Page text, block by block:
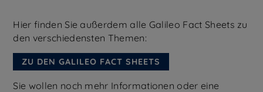
Hier finden Sie außerdem alle Galileo Fact Sheets zu
den verschiedensten Themen:
ZU DEN GALILEO FACT SHEETS
Sie wollen noch mehr Informationen oder eine